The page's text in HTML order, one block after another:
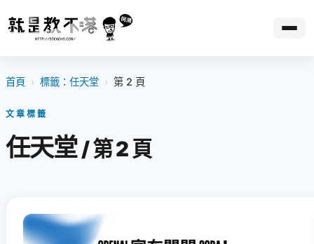
首頁 › 標籤：任天堂 › 第 2 頁
文章標籤
任天堂/ 第 2 頁